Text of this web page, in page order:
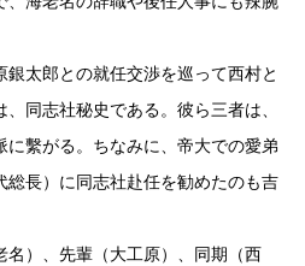
太郎との就任交渉を巡って西村と
同志社秘史である。彼ら三者は、
繫がる。ちなみに、帝大での愛弟
総長）に同志社赴任を勧めたのも吉
）、先輩（大工原）、同期（西